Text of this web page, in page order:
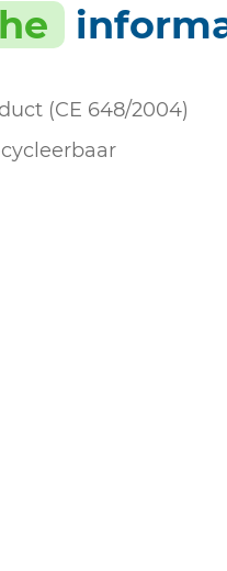
(CE 648/2004)